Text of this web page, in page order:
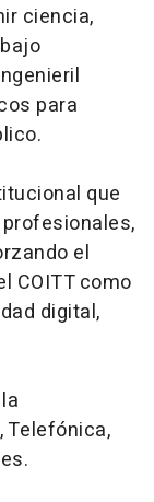
ciencia,
para
que
el
COITT como
digital,
Telefónica,